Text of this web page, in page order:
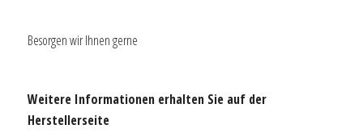
Besorgen wir Ihnen gerne
Weitere Informationen erhalten Sie auf der
Herstellerseite